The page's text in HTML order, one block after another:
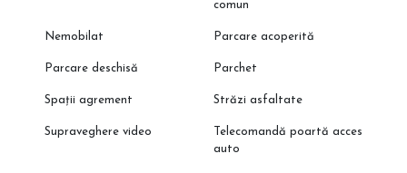
comun
Nemobilat Parcare acoperită
Parcare deschisă Parchet
Spații agrement Străzi asfaltate
Supraveghere video
Telecomandă poartă acces
auto